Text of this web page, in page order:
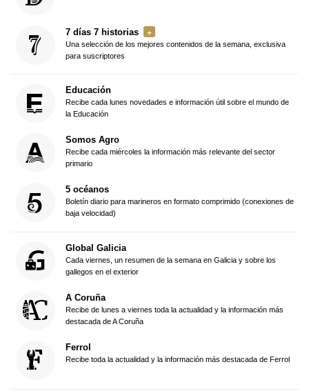
7 días 7 historias
Una selección de los mejores contenidos de la semana, exclusiva
para suscriptores
Educación
Recibe cada lunes novedades e información útil sobre el mundo de
la Educación
Somos Agro
Recibe cada miércoles la información más relevante del sector
primario
5 océanos
Boletín diario para marineros en formato comprimido (conexiones de
baja velocidad)
Global Galicia
Cada viernes, un resumen de la semana en Galicia y sobre los
gallegos en el exterior
A Coruña
Recibe de lunes a viernes toda la actualidad y la información más
destacada de A Coruña
Ferrol
Recibe toda la actualidad y la información más destacada de Ferrol